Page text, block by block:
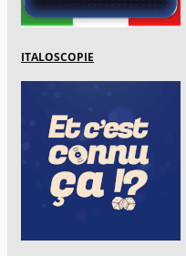
ITALOSCOPIE